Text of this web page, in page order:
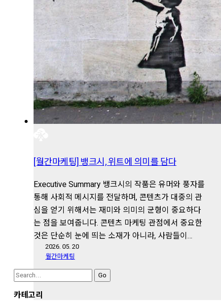
[월간마케팅] 뱅크시, 위트에 의미를 담다
Executive Summary 뱅크시의 작품은 유머와 풍자를
통해 사회적 메시지를 전달하며, 콘텐츠가 대중의 관
심을 얻기 위해서는 재미와 의미의 균형이 중요하다
는 점을 보여줍니다. 콘텐츠 마케팅 관점에서 중요한
것은 단순히 눈에 띄는 소재가 아니라, 사람들이…
2026. 05. 20
월간마케팅
Search
카테고리